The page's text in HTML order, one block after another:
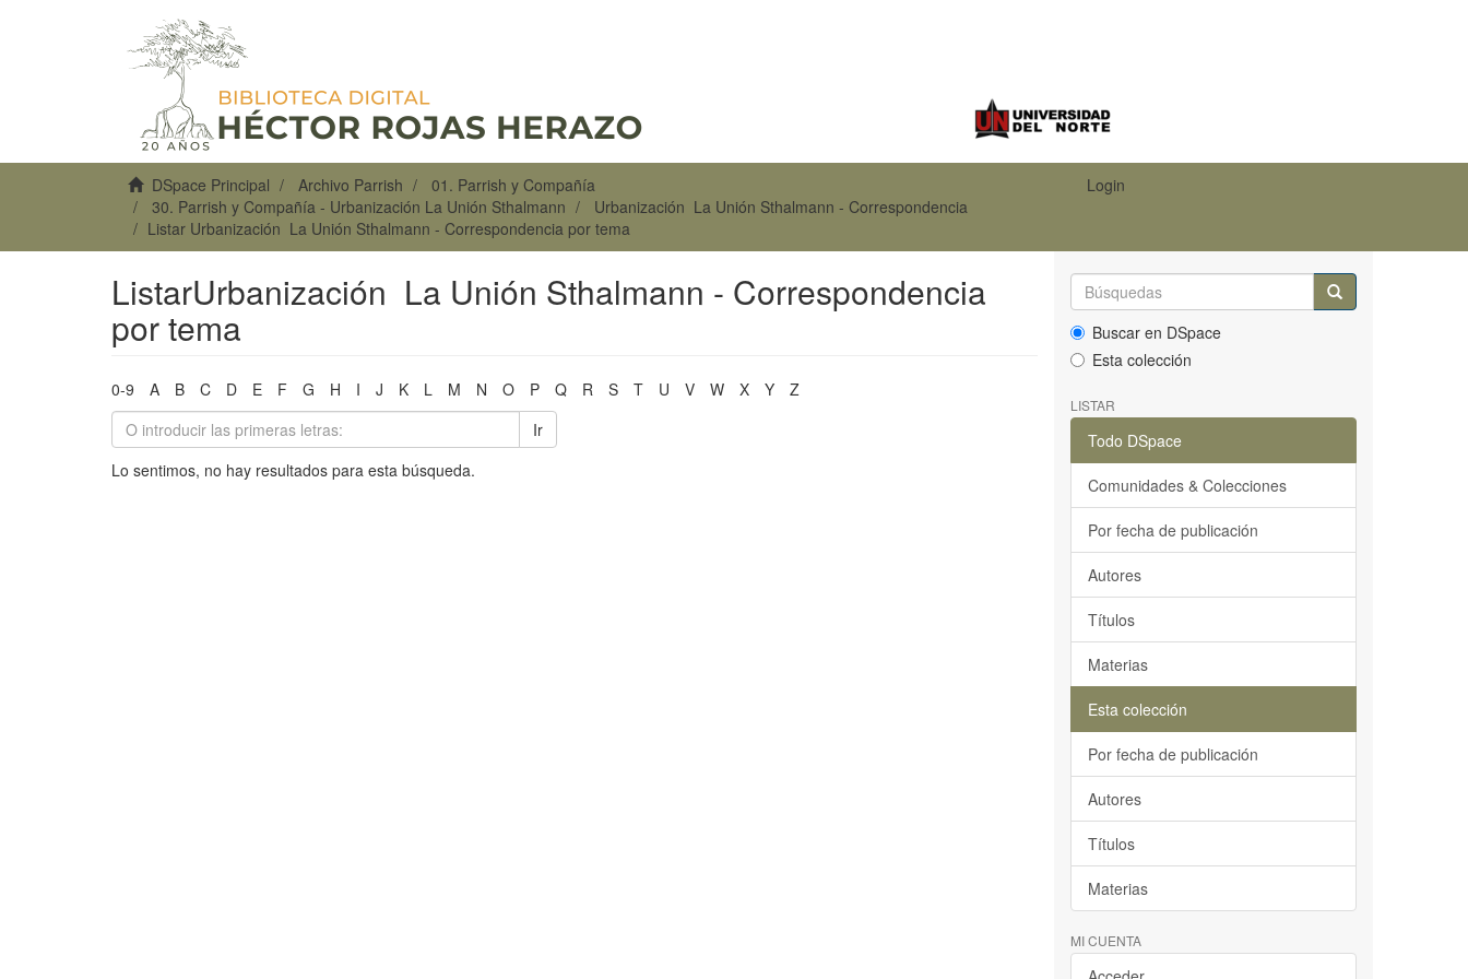
DSpace Principal Archivo Parrish
01. Parrish y Compañía
30. Parrish y Compañía - Urbanización La Unión Sthalmann
Urbanización La Unión Sthalmann - Correspondencia
Listar Urbanización La Unión Sthalmann - Correspondencia por tema
Login
ListarUrbanización La Unión Sthalmann - Correspondencia
por tema
0-9 A B C D E F G H I J K L M N O P Q R S T U V W X Y
Z
Ir
Lo sentimos, no hay resultados para esta búsqueda.
Buscar en DSpace
Esta colección
LISTAR
Todo DSpace
Comunidades & Colecciones
Por fecha de publicación
Autores
Títulos
Materias
Esta colección
Por fecha de publicación
Autores
Títulos
Materias
MI CUENTA